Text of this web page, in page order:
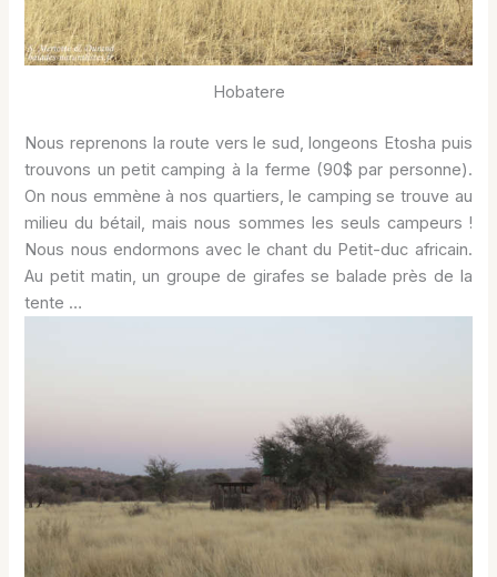
Hobatere
Nous reprenons la route vers le sud, longeons Etosha puis
trouvons un petit camping à la ferme (90$ par personne).
On nous emmène à nos quartiers, le camping se trouve au
milieu du bétail, mais nous sommes les seuls campeurs !
Nous nous endormons avec le chant du Petit-duc africain.
Au petit matin, un groupe de girafes se balade près de la
tente …